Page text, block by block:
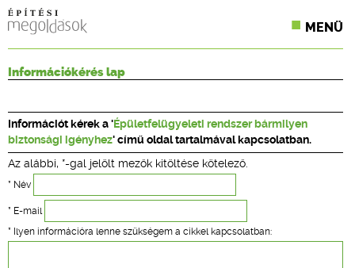
MENÜ
CPR TERMÉKKIÍRÁS
ÉPÍTÉSI JOG
ONLINE KÉPZÉSEK
TERVEZÉSI SEGÉDLETEK
Információkérés lap
Információt kérek a ' Épületfelügyeleti rendszer bármilyen
biztonsági igényhez' című oldal tartalmával kapcsolatban.
Az alábbi, *-gal jelölt mezők kitöltése kötelező.
* Név
* E-mail
* Ilyen információra lenne szükségem a cikkel kapcsolatban: